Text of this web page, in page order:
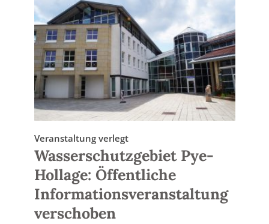
Veranstaltung verlegt
Wasserschutzgebiet Pye-
Hollage: Öffentliche
Informationsveranstaltung
verschoben